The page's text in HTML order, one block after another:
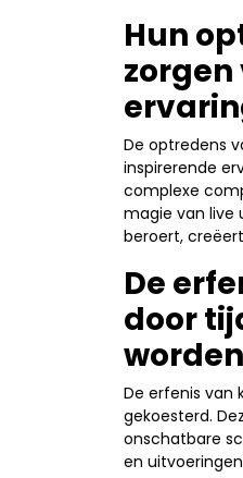
Hun
De optredens
inspirerende
complexe
magie van live
beroert,
De
door
De erfenis van
gekoesterd.
onschatbare
en